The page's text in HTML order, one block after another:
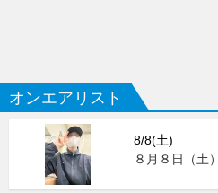
オンエアリスト
8/8(土)
８月８日（土）